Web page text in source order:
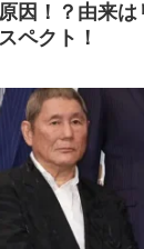
因！？由来は
ペクト！